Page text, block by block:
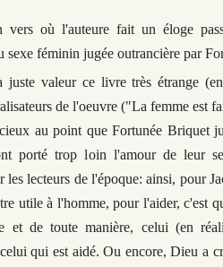
vers où l'auteure fait un éloge
sexe féminin jugée outrancière par
juste valeur ce livre très étrange
de l'oeuvre ("La femme est
au point que Fortunée Briquet
porté trop loin l'amour de leur
les lecteurs de l'époque: ainsi, pour
utile à l'homme, pour l'aider, c'est
et de toute manière, celui (en
qui est aidé. Ou encore, Dieu a